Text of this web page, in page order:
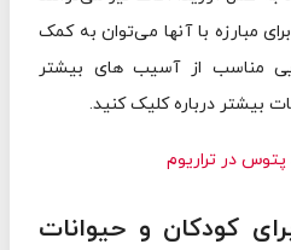
مبارزه با آنها می‌توان به کمک
مناسب از آسیب‌ های بیشتر
بیشتر دربارهکلیک کنید.
در تراریوم
کودکان و حیوانات